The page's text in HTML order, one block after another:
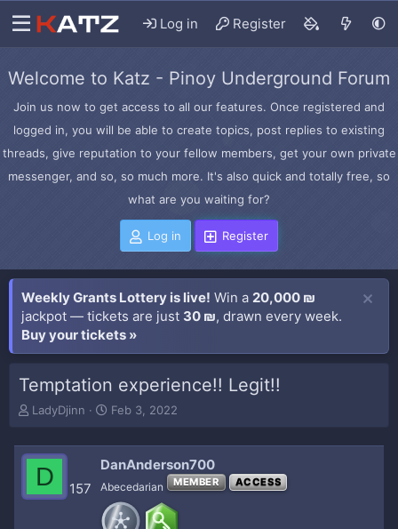
Log in Register
Welcome to Katz - Pinoy Underground Forum
Join us now to get access to all our features. Once registered and
logged in, you will be able to create topics, post replies to existing
threads, give reputation to your fellow members, get your own private
messenger, and so, so much more. It's also quick and totally free, so
what are you waiting for?
Log in Register
Weekly Grants Lottery is live! Win a 20,000 ₪
jackpot — tickets are just 30 ₪, drawn every week.
Buy your tickets »
Temptation experience!! Legit!!
T
e
d
LadyDjinn
S
t
d
a
t
Feb 3, 2022
D 157
DanAnderson700
Abecedarian MEMBER ACCESS